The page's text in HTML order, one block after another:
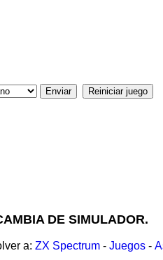
DE SIMULADOR.
a: ZX Spectrum - Juegos -